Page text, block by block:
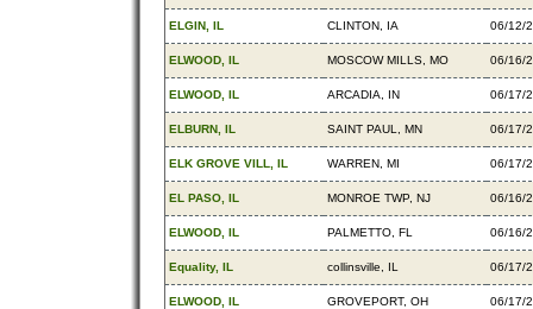
ELGIN, IL CLINTON, IA 06/12/
ELWOOD, IL MOSCOW MILLS, MO 06/16/
ELWOOD, IL ARCADIA, IN 06/17/
ELBURN, IL SAINT PAUL, MN 06/17/
ELK GROVE VILL, IL WARREN, MI 06/17/
EL PASO, IL MONROE TWP, NJ 06/16/
ELWOOD, IL PALMETTO, FL 06/16/
Equality, IL collinsville, IL 06/17/
ELWOOD, IL GROVEPORT, OH 06/17/